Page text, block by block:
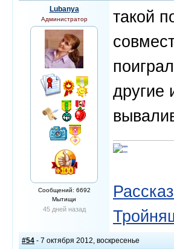
Lubanya
Администратор
Сообщений: 6692
Мытищи
45 дней назад
такой
другие
#54 - 7 октября 2012, воскресенье